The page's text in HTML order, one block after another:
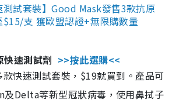
測試套裝】Good Mask發售3款抗原
支 獲歐盟認證+無限購數量
速測試劑 >>按此選購<<
快速測試套裝，$19就買到。產品可
Delta等新型冠狀病毒，使用鼻拭子